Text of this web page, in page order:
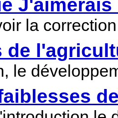
la
de
le